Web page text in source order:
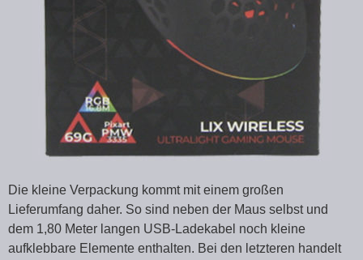
Die kleine Verpackung kommt mit einem großen
Lieferumfang daher. So sind neben der Maus selbst und
dem 1,80 Meter langen USB-Ladekabel noch kleine
aufklebbare Elemente enthalten. Bei den letzteren handelt